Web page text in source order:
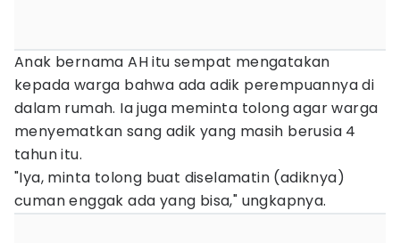
Anak bernama AH itu sempat mengatakan
kepada warga bahwa ada adik perempuannya di
dalam rumah. Ia juga meminta tolong agar warga
menyematkan sang adik yang masih berusia 4
tahun itu.
"Iya, minta tolong buat diselamatin (adiknya)
cuman enggak ada yang bisa," ungkapnya.